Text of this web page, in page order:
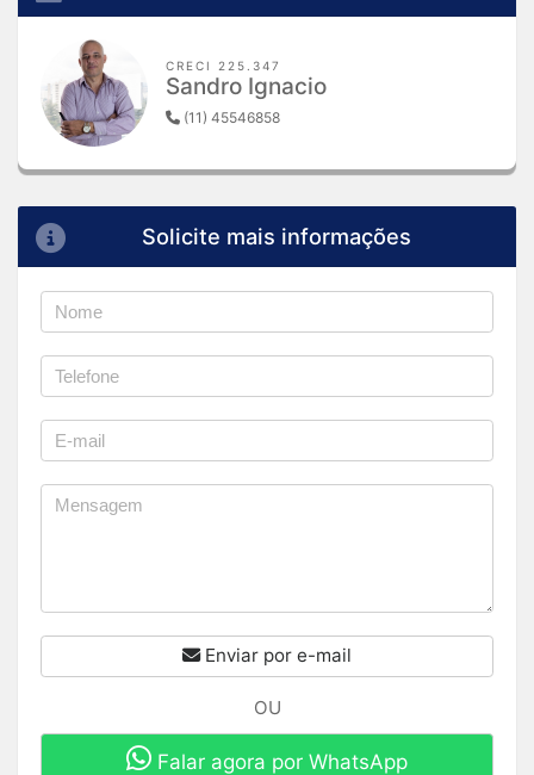
CRECI 225.347
Sandro Ignacio
(11) 45546858
Solicite mais informações
Enviar por e-mail
OU
Falar agora por WhatsApp